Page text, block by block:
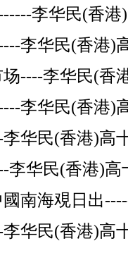
李华民(香
李华民(香港)
----李华民(香
李华民(香港)
华民(香港)高
李华民(香港)高
南海覌日出
华民(香港)高